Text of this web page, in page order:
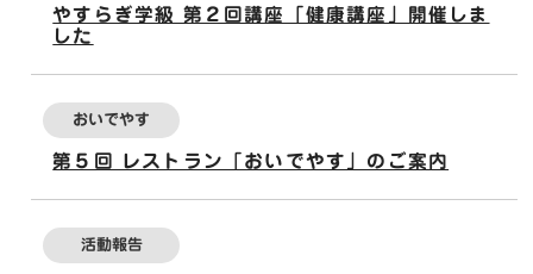
やすらぎ学級 第２回講座「健康講座」開催しま
した
おいでやす
第５回 レストラン「おいでやす」のご案内
活動報告